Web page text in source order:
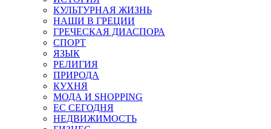
КУЛЬТУРНАЯ ЖИЗНЬ
НАШИ В ГРЕЦИИ
ГРЕЧЕСКАЯ ДИАСПОРА
СПОРТ
ЯЗЫК
РЕЛИГИЯ
ПРИРОДА
КУХНЯ
МОДА И SHOPPING
ЕС СЕГОДНЯ
НЕДВИЖИМОСТЬ